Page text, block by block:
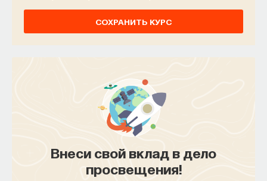
СОХРАНИТЬ КУРС
Внеси свой вклад в дело
просвещения!